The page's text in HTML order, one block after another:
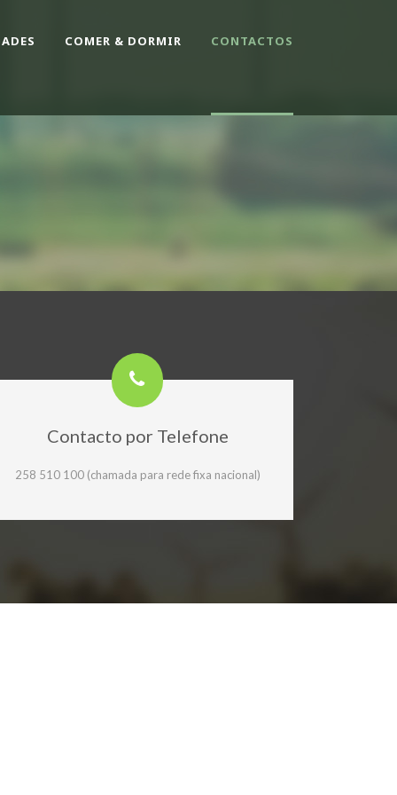
COMER & DORMIR CONTACTOS
Contacto por Telefone
258 510 100 (chamada para rede fixa nacional)